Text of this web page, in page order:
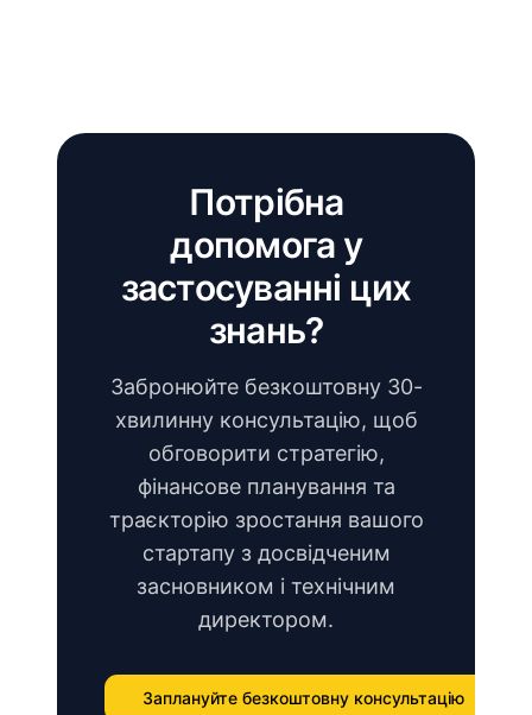
Потрібна
допомога у
застосуванні цих
знань?
Забронюйте безкоштовну 30-
хвилинну консультацію, щоб
обговорити стратегію,
фінансове планування та
траєкторію зростання вашого
стартапу з досвідченим
засновником і технічним
директором.
Заплануйте безкоштовну консультацію